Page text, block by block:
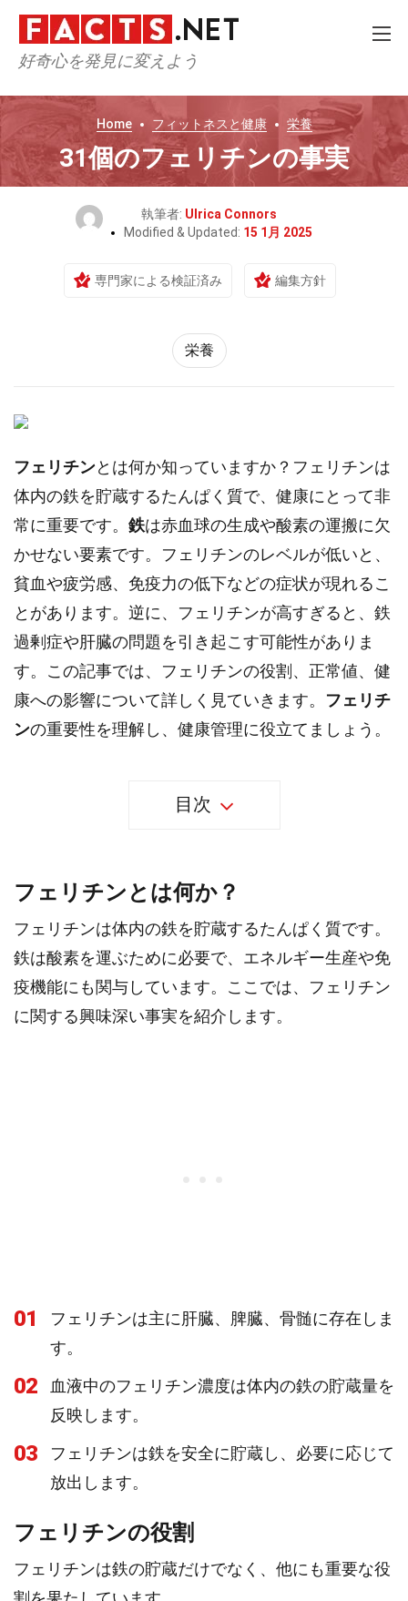
好奇心を発見に変えよう
Home フィットネスと健康 栄養
31個のフェリチンの事実
執筆者: Ulrica Connors
Modified & Updated: 15 1月 2025
専門家による検証済み 編集方針
栄養
フェリチンとは何か知っていますか？フェリチンは
体内の鉄を貯蔵するたんぱく質で、健康にとって非
常に重要です。 鉄は赤血球の生成や酸素の運搬に欠
かせない要素です。フェリチンのレベルが低いと、
貧血や疲労感、免疫力の低下などの症状が現れるこ
とがあります。逆に、フェリチンが高すぎると、鉄
過剰症や肝臓の問題を引き起こす可能性がありま
す。この記事では、フェリチンの役割、正常値、健
康への影響について詳しく見ていきます。 フェリチ
ンの重要性を理解し、健康管理に役立てましょう。
目次
フェリチンとは何か？
フェリチンは体内の鉄を貯蔵するたんぱく質です。
鉄は酸素を運ぶために必要で、エネルギー生産や免
疫機能にも関与しています。ここでは、フェリチン
に関する興味深い事実を紹介します。
01
フェリチンは主に肝臓、脾臓、骨髄に存在しま
す。
02
血液中のフェリチン濃度は体内の鉄の貯蔵量を
反映します。
03
フェリチンは鉄を安全に貯蔵し、必要に応じて
放出します。
フェリチンの役割
フェリチンは鉄の貯蔵だけでなく、他にも重要な役